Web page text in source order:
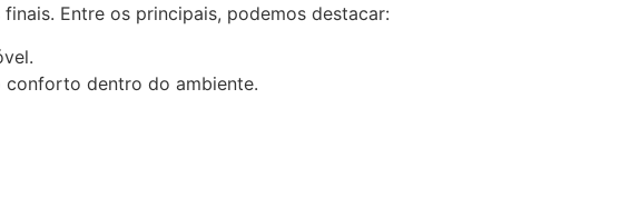
Entre os principais, podemos destacar:
conforto dentro do ambiente.